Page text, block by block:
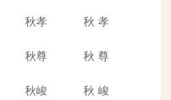
秋孝 秋 孝
秋尊 秋 尊
秋峻 秋 峻